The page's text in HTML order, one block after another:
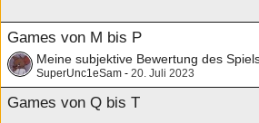
Games von M bis P
Meine subjektive Bewertung des
SuperUnc1eSam - 20. Juli 2023
Games von Q bis T